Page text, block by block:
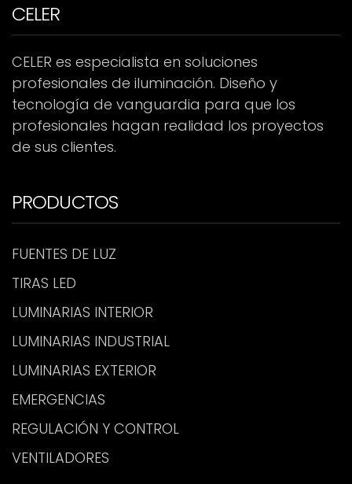
CELER
CELER es especialista en soluciones
profesionales de iluminación. Diseño y
tecnología de vanguardia para que los
profesionales hagan realidad los proyectos
de sus clientes.
PRODUCTOS
FUENTES DE LUZ
TIRAS LED
LUMINARIAS INTERIOR
LUMINARIAS INDUSTRIAL
LUMINARIAS EXTERIOR
EMERGENCIAS
REGULACIÓN Y CONTROL
VENTILADORES